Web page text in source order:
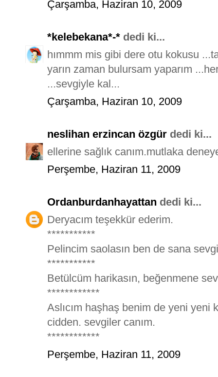
Çarşamba, Haziran 10, 2009
*kelebekana*-* dedi ki...
hımmm mis gibi dere otu kokusu
yarın zaman bulursam yaparım
...sevgiyle kal...
Çarşamba, Haziran 10, 2009
neslihan erzincan özgür dedi ki...
ellerine sağlık canım.mutlaka
Perşembe, Haziran 11, 2009
Ordanburdanhayattan dedi ki...
Deryacım teşekkür ederim.
***********
Pelincim saolasın ben de sana
***********
Betülcüm harikasın, beğenmene
************
Aslıcım haşhaş benim de yeni yeni
cidden. sevgiler canım.
************
Perşembe, Haziran 11, 2009